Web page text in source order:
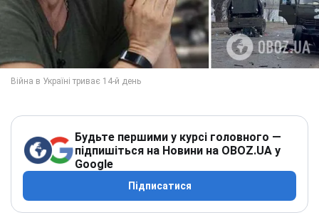
Будьте першими у курсі головного —
підпишіться на Новини на OBOZ.UA у
Google
Підписатися